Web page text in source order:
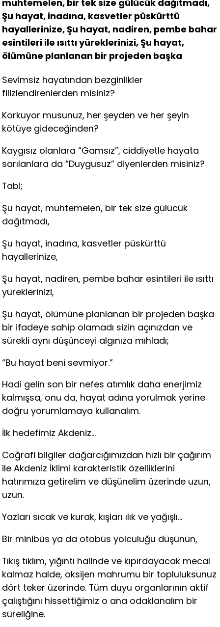
muhtemelen, bir tek size gülücük dağıtmadı,
Şu hayat, inadına, kasvetler püskürttü
hayallerinize, Şu hayat, nadiren, pembe bahar
esintileri ile ısıttı yüreklerinizi, Şu hayat,
ölümüne planlanan bir projeden başka
Sevimsiz hayatından bezginlikler
filizlendirenlerden misiniz?
Korkuyor musunuz, her şeyden ve her şeyin
kötüye gideceğinden?
Kaygısız olanlara “Gamsız”, ciddiyetle hayata
sarılanlara da “Duygusuz” diyenlerden misiniz?
Tabi;
Şu hayat, muhtemelen, bir tek size gülücük
dağıtmadı,
Şu hayat, inadına, kasvetler püskürttü
hayallerinize,
Şu hayat, nadiren, pembe bahar esintileri ile ısıttı
yüreklerinizi,
Şu hayat, ölümüne planlanan bir projeden başka
bir ifadeye sahip olamadı sizin açınızdan ve
sürekli aynı düşünceyi algınıza mıhladı;
“Bu hayat beni sevmiyor.”
Hadi gelin son bir nefes atımlık daha enerjimiz
kalmışsa, onu da, hayat adına yorulmak yerine
doğru yorumlamaya kullanalım.
İlk hedefimiz Akdeniz…
Coğrafi bilgiler dağarcığımızdan hızlı bir çağırım
ile Akdeniz İklimi karakteristik özelliklerini
hatırımıza getirelim ve düşünelim üzerinde uzun,
uzun.
Yazları sıcak ve kurak, kışları ılık ve yağışlı…
Bir minibüs ya da otobüs yolculuğu düşünün,
Tıkış tıklım, yığıntı halinde ve kıpırdayacak mecal
kalmaz halde, oksijen mahrumu bir topluluksunuz
dört teker üzerinde. Tüm duyu organlarının aktif
çalıştığını hissettiğimiz o ana odaklanalım bir
süreliğine.